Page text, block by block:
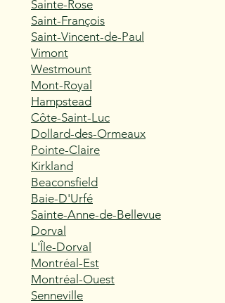
Sainte-Rose
Saint-François
Saint-Vincent-de-Paul
Vimont
Westmount
Mont-Royal
Hampstead
Côte-Saint-Luc
Dollard-des-Ormeaux
Pointe-Claire
Kirkland
Beaconsfield
Baie-D'Urfé
Sainte-Anne-de-Bellevue
Dorval
L'Île-Dorval
Montréal-Est
Montréal-Ouest
Senneville